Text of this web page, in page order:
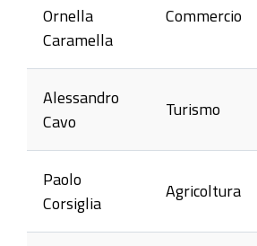
Ornella
Caramella
Commercio
Alessandro
Cavo
Turismo
Paolo
Corsiglia
Agricoltura